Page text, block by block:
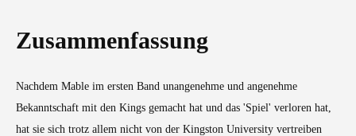
Zusammenfassung
Nachdem Mable im ersten Band unangenehme und angenehme
Bekanntschaft mit den Kings gemacht hat und das 'Spiel' verloren hat,
hat sie sich trotz allem nicht von der Kingston University vertreiben